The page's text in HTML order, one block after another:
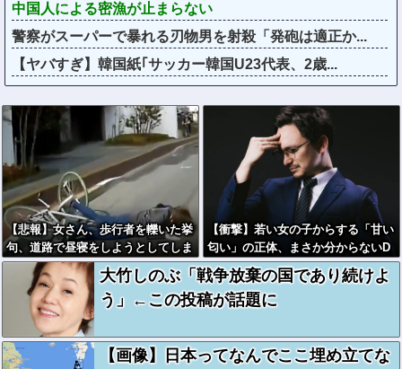
中国人による密漁が止まらない
警察がスーパーで暴れる刃物男を射殺「発砲は適正か...
【ヤバすぎ】韓国紙｢サッカー韓国U23代表、2歳...
【悲報】女さん、歩行者を轢いた挙
句、道路で昼寝をしようとしてしま
う
【衝撃】若い女の子からする「甘い
匂い」の正体、まさか分からないD
Tなんておらんよな？よな？w w w
w w w w w w w w
大竹しのぶ「戦争放棄の国であり続けよ
う」←この投稿が話題に
【画像】日本ってなんでここ埋め立てな